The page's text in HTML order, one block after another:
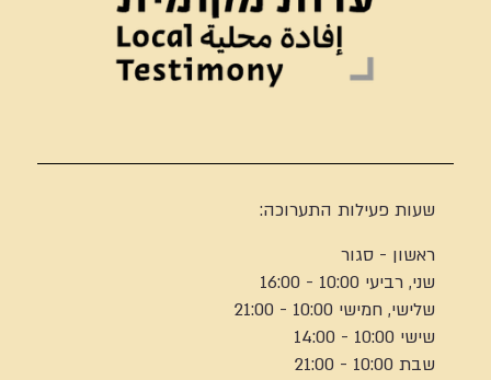
שעות פעילות התערוכה:
ראשון - סגור
שני, רביעי 10:00 - 16:00
שלישי, חמישי 10:00 - 21:00
שישי 10:00 - 14:00
שבת 10:00 - 21:00